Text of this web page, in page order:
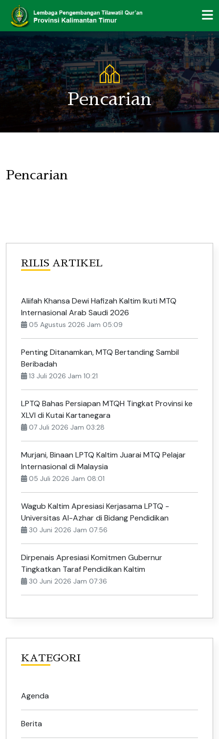
Pencarian
Pencarian
RILIS ARTIKEL
Aliifah Khansa Dewi Hafizah Kaltim Ikuti MTQ
Internasional Arab Saudi 2026
05 Agustus 2026 Jam 05:09
Penting Ditanamkan, MTQ Bertanding Sambil
Beribadah
13 Juli 2026 Jam 10:21
LPTQ Bahas Persiapan MTQH Tingkat Provinsi ke
XLVI di Kutai Kartanegara
07 Juli 2026 Jam 03:28
Murjani, Binaan LPTQ Kaltim Juarai MTQ Pelajar
Internasional di Malaysia
05 Juli 2026 Jam 08:01
Wagub Kaltim Apresiasi Kerjasama LPTQ -
Universitas Al-Azhar di Bidang Pendidikan
30 Juni 2026 Jam 07:56
Dirpenais Apresiasi Komitmen Gubernur
Tingkatkan Taraf Pendidikan Kaltim
30 Juni 2026 Jam 07:36
KATEGORI
Agenda
Berita